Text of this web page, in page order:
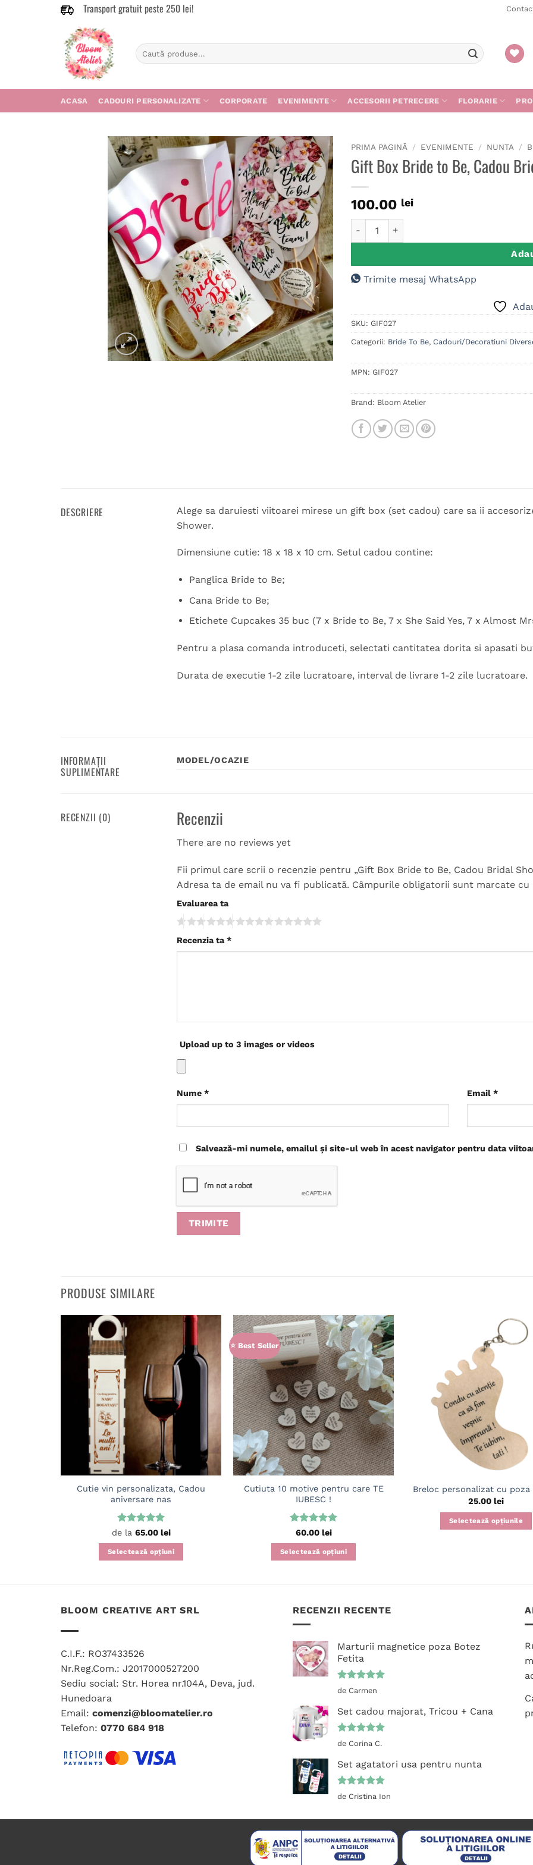
Transport gratuit peste 250 lei!
Caută
după:
ACASA CADOURI PERSONALIZATE CORPORATE EVENIMENTE ACCESORII PETRECERE FLORARIE
Adaugă
în
wishlist
PRIMA PAGINĂ / EVENIMENTE / NUNTA /
Gift Box Bride to Be, Cadou
100.00 lei
Trimite mesaj WhatsApp
SKU: GIF027
Categorii: Bride To Be, Cadouri/Decoratiuni
MPN: GIF027
Brand: Bloom Atelier
DESCRIERE
Alege sa daruiesti viitoarei mirese un gift box (set cadou) care sa ii
Shower.
Dimensiune cutie: 18 x 18 x 10 cm. Setul cadou contine:
Panglica Bride to Be;
Cana Bride to Be;
Etichete Cupcakes 35 buc (7 x Bride to Be, 7 x She Said Yes, 7 x Almost
Pentru a plasa comanda introduceti, selectati cantitatea dorita si apasati
Durata de executie 1-2 zile lucratoare, interval de livrare 1-2 zile lucratoare.
INFORMAȚII
SUPLIMENTARE
MODEL/OCAZIE
RECENZII (0) Recenzii
There are no reviews yet
Fii primul care scrii o recenzie pentru „Gift Box Bride to Be, Cadou Bridal
Adresa ta de email nu va fi publicată. Câmpurile obligatorii sunt marcate cu
Evaluarea ta
Recenzia ta *
Upload up to 3 images or videos
Nume * Email *
Salvează-mi numele, emailul și site-ul web în acest navigator pentru data
PRODUSE SIMILARE
Adaugă
în
wishlist
Cutie vin personalizata, Cadou
aniversare nas
Evaluat la
de la 65.00 lei
Selectează opțiuni
mai
Opțiunile
alese
pagina
produsului.
⭐ Best Seller
Adaugă
în
wishlist
Cutiuta 10 motive pentru care TE
IUBESC !
Evaluat la
60.00 lei
Selectează opțiuni
Breloc personalizat cu
25.00 lei
Selectează opțiunile
BLOOM CREATIVE ART SRL
C.I.F.: RO37433526
Nr.Reg.Com.: J2017000527200
Sediu social: Str. Horea nr.104A, Deva, jud.
Hunedoara
Email: comenzi@bloomatelier.ro
Telefon: 0770 684 918
RECENZII RECENTE
Marturii magnetice poza Botez
Fetita
Evaluat la
de Carmen
Set cadou majorat, Tricou + Cana
Evaluat la
de Corina C.
Set agatatori usa pentru nunta
Evaluat la
de Cristina Ion